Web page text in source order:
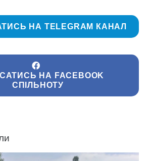
НА TELEGRAM КАНАЛ
НА FACEBOOK
СПІЛЬНОТУ